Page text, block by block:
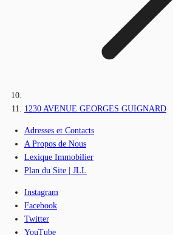
1230 AVENUE GEORGES GUIGNARD
Adresses et Contacts
A Propos de Nous
Lexique Immobilier
Plan du Site | JLL
Instagram
Facebook
Twitter
YouTube